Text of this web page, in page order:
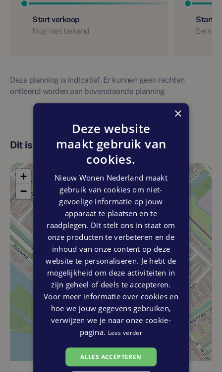
Start verkoop
Nog niet bekend
Start
Eerste
Deze planning is indicatief. Er kunnen geen rechten
ontleend worden aan bovenstaande planning
Dit is de locatie
+
−
×
Deze website
maakt gebruik van
cookies.
Nieuw Wonen Nederland maakt
gebruik van cookies om niet-
gevoelige informatie op jouw
apparaat te plaatsen en te
raadplegen. Dit stelt ons in staat om
onze producten te verbeteren en de
inhoud van onze content op deze
website te personaliseren. Je hebt de
mogelijkheid om deze activiteiten in
zijn geheel of deels te accepteren.
Voor meer informatie over cookies en
hoe we jouw gegevens gebruiken,
verwijzen we je naar onze cookie-
pagina. Lees verder
ALLES ACCEPTEREN